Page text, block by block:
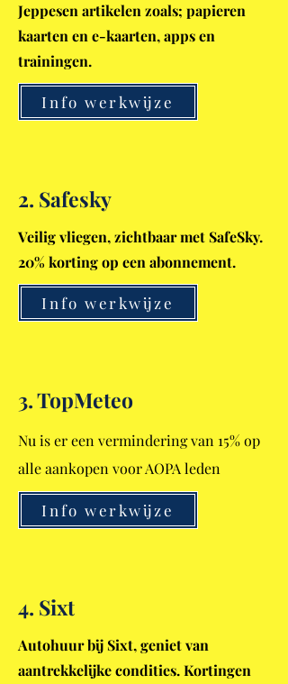
Jeppesen artikelen zoals; papieren
kaarten en e-kaarten, apps en
trainingen.
Info werkwijze
2. Safesky
Veilig vliegen, zichtbaar met SafeSky.
20% korting op een abonnement.
Info werkwijze
3. TopMeteo
Nu is er een vermindering van 15% op
alle aankopen voor AOPA leden
Info werkwijze
4. Sixt
Autohuur bij Sixt, geniet van
aantrekkelijke condities. Kortingen